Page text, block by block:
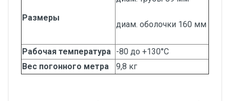
Размеры
диам. оболочки 160 мм
Рабочая температура -80 до +130°С
Вес погонного метра
9,8 кг